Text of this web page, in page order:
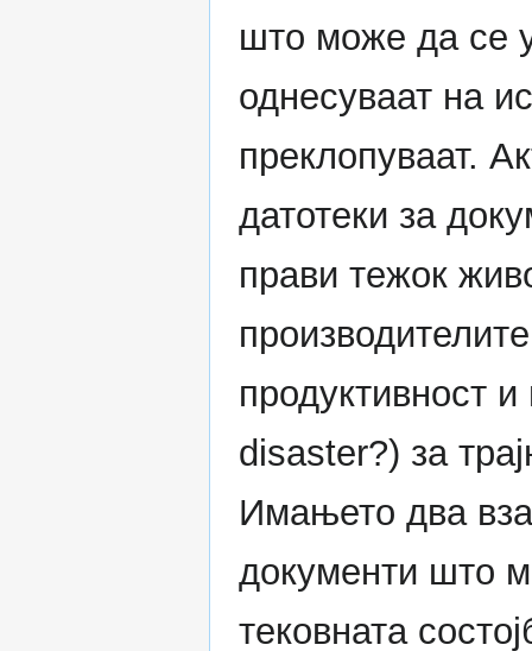
што може да се
однесуваат на
преклопуваат.
датотеки за
прави тежок
продуктивност
disaster?) за
Имањето два
документи што
тековната